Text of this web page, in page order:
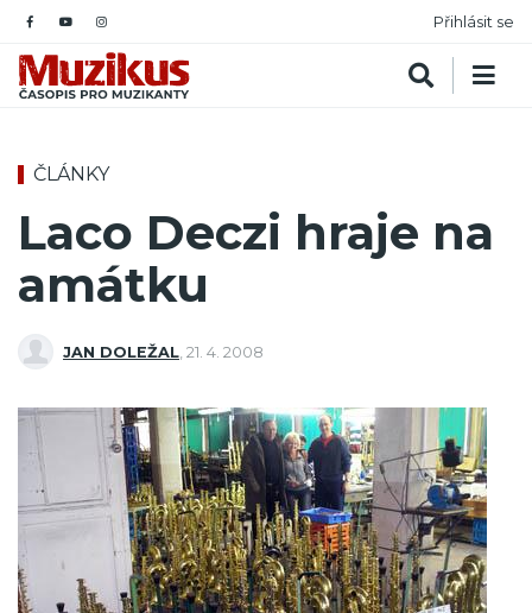
Přihlásit se
ČLÁNKY
Laco Deczi hraje na
amátku
JAN DOLEŽAL 21. 4. 2008